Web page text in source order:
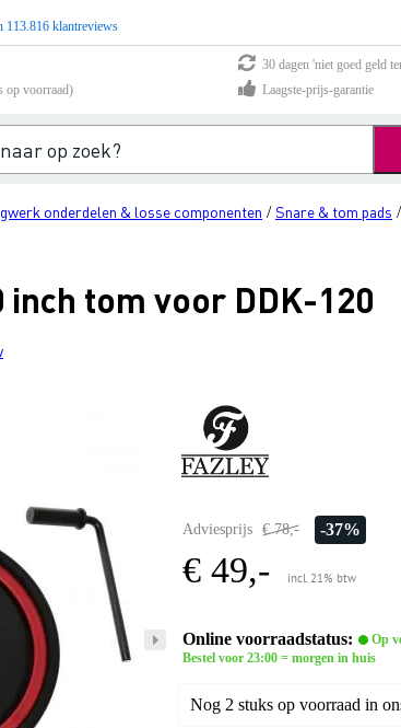
113.816 klantreviews
30 dagen 'niet goed geld
op voorraad)
Laagste-prijs-garantie
onderdelen & losse componenten /Snare & tom pads /
inch tom voor DDK-120
Adviesprijs € 78,- -37%
€ 49,- incl. 21% btw
Online voorraadstatus:
Op
Bestel voor 23:00 = morgen in huis
Nog 2 stuks op voorraad in